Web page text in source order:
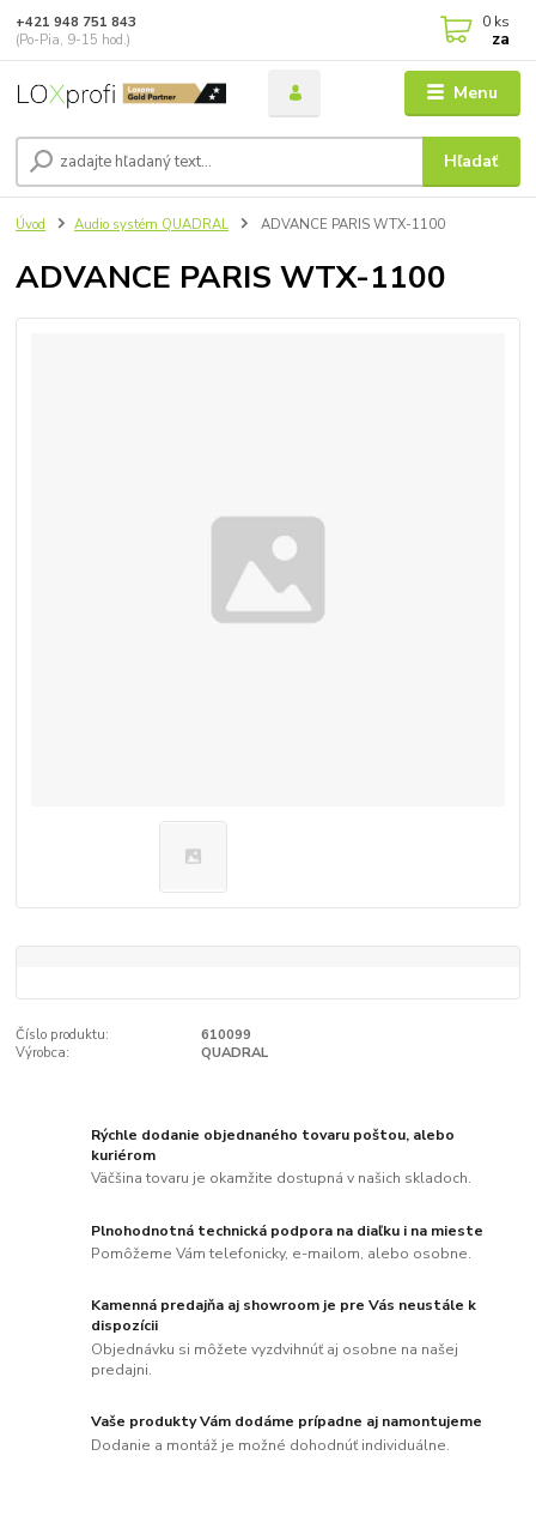
Menu
Hľadať
+421 948 751 843
(Po-Pia, 9-15 hod.)
0 ks
za
Úvod Audio systém QUADRAL ADVANCE PARIS WTX-1100
ADVANCE PARIS WTX-1100
Číslo produktu:
610099
Výrobca:
QUADRAL
Rýchle dodanie objednaného tovaru poštou, alebo
kuriérom
Väčšina tovaru je okamžite dostupná v našich skladoch.
Plnohodnotná technická podpora na diaľku i na mieste
Pomôžeme Vám telefonicky, e-mailom, alebo osobne.
Kamenná predajňa aj showroom je pre Vás neustále k
dispozícii
Objednávku si môžete vyzdvihnúť aj osobne na našej
predajni.
Vaše produkty Vám dodáme prípadne aj namontujeme
Dodanie a montáž je možné dohodnúť individuálne.